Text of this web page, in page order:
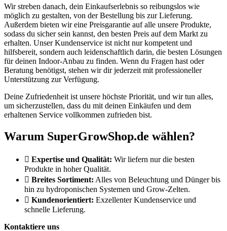
Wir streben danach, dein Einkaufserlebnis so reibungslos wie
möglich zu gestalten, von der Bestellung bis zur Lieferung.
Außerdem bieten wir eine Preisgarantie auf alle unsere Produkte,
sodass du sicher sein kannst, den besten Preis auf dem Markt zu
erhalten. Unser Kundenservice ist nicht nur kompetent und
hilfsbereit, sondern auch leidenschaftlich darin, die besten Lösungen
für deinen Indoor-Anbau zu finden. Wenn du Fragen hast oder
Beratung benötigst, stehen wir dir jederzeit mit professioneller
Unterstützung zur Verfügung.
Deine Zufriedenheit ist unsere höchste Priorität, und wir tun alles,
um sicherzustellen, dass du mit deinen Einkäufen und dem
erhaltenen Service vollkommen zufrieden bist.
Warum SuperGrowShop.de wählen?
Expertise und Qualität: Wir liefern nur die besten
Produkte in hoher Qualität.
Breites Sortiment: Alles von Beleuchtung und Dünger bis
hin zu hydroponischen Systemen und Grow-Zelten.
Kundenorientiert: Exzellenter Kundenservice und
schnelle Lieferung.
Kontaktiere uns